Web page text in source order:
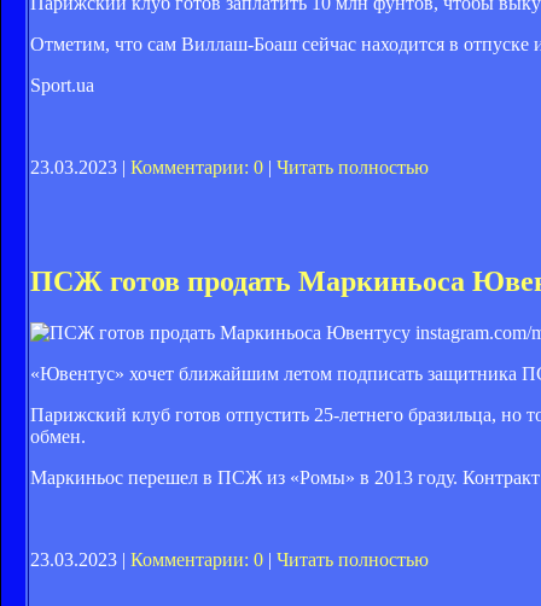
Отметим, что сам Виллаш-Боаш сейчас находится в
Sport.ua
23.03.2023 | Комментарии: 0 Читать полностью
ПСЖ готов продать Маркиньоса
instagram.com/
«Ювентус» хочет ближайшим летом подписать защитника
Парижский клуб готов отпустить 25-летнего бразильца,
обмен.
Маркиньос перешел в ПСЖ из «Ромы» в 2013 году. Контракт
23.03.2023 | Комментарии: 0 | Читать полностью